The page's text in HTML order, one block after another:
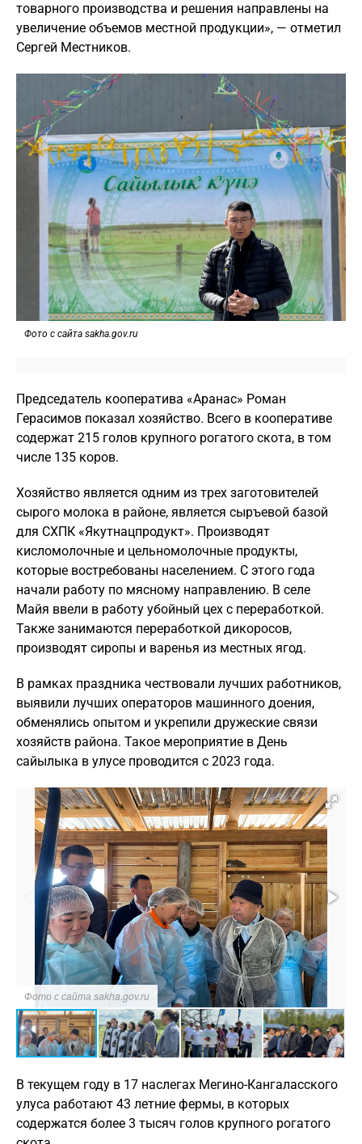
товарного производства и решения направлены на
увеличение объемов местной продукции», — отметил
Сергей Местников.
Фото с сайта sakha.gov.ru
Председатель кооператива «Аранас» Роман
Герасимов показал хозяйство. Всего в кооперативе
содержат 215 голов крупного рогатого скота, в том
числе 135 коров.
Хозяйство является одним из трех заготовителей
сырого молока в районе, является сыръевой базой
для СХПК «Якутнацпродукт». Производят
кисломолочные и цельномолочные продукты,
которые востребованы населением. С этого года
начали работу по мясному направлению. В селе
Майя ввели в работу убойный цех с переработкой.
Также занимаются переработкой дикоросов,
производят сиропы и варенья из местных ягод.
В рамках праздника чествовали лучших работников,
выявили лучших операторов машинного доения,
обменялись опытом и укрепили дружеские связи
хозяйств района. Такое мероприятие в День
сайылыка в улусе проводится с 2023 года.
Фото с сайта sakha.gov.ru
В текущем году в 17 наслегах Мегино-Кангаласского
улуса работают 43 летние фермы, в которых
содержатся более 3 тысяч голов крупного рогатого